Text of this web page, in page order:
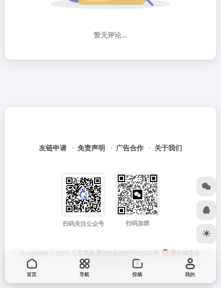
暂无评论...
友链申请 免责声明 广告合作 关于我们
扫码关注公众号 扫码加群
Copyright © 2026 七安导航 蒙ICP备2025033835号
蒙公网安备
15012202000171号
首页 导航 投稿 我的